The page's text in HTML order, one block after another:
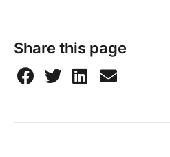
Share this page